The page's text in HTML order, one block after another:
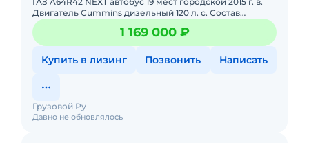
Двигатель Cummins дизельный 120 л. с. Состав
базового исполнения данного автомобиля: -
предпусковой подогре1 169 000 ₽
Купить в лизинг Позвонить Написать
Давно не обновлялось
Грузовой Ру